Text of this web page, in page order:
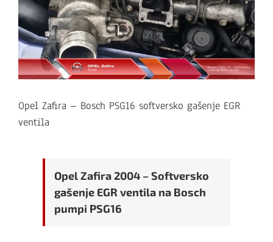
Opel Zafira – Bosch PSG16 softversko gašenje EGR
ventila
Opel Zafira 2004 – Softversko
gašenje EGR ventila na Bosch
pumpi PSG16